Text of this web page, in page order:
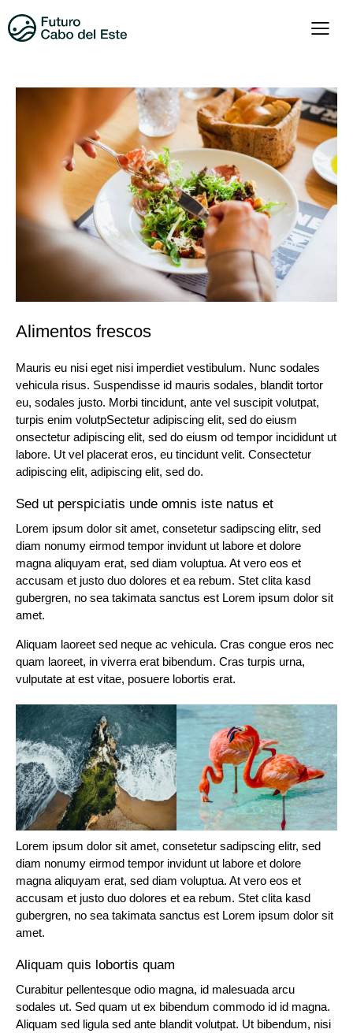
Alimentos frescos
Mauris eu nisi eget nisi imperdiet vestibulum. Nunc sodales
vehicula risus. Suspendisse id mauris sodales, blandit tortor
eu, sodales justo. Morbi tincidunt, ante vel suscipit volutpat,
turpis enim volutpSectetur adipiscing elit, sed do eiusm
onsectetur adipiscing elit, sed do eiusm od tempor incididunt ut
labore. Ut vel placerat eros, eu tincidunt velit. Consectetur
adipiscing elit, adipiscing elit, sed do.
Sed ut perspiciatis unde omnis iste natus et
Lorem ipsum dolor sit amet, consetetur sadipscing elitr, sed
diam nonumy eirmod tempor invidunt ut labore et dolore
magna aliquyam erat, sed diam voluptua. At vero eos et
accusam et justo duo dolores et ea rebum. Stet clita kasd
gubergren, no sea takimata sanctus est Lorem ipsum dolor sit
amet.
Aliquam laoreet sed neque ac vehicula. Cras congue eros nec
quam laoreet, in viverra erat bibendum. Cras turpis urna,
vulputate at est vitae, posuere lobortis erat.
Lorem ipsum dolor sit amet, consetetur sadipscing elitr, sed
diam nonumy eirmod tempor invidunt ut labore et dolore
magna aliquyam erat, sed diam voluptua. At vero eos et
accusam et justo duo dolores et ea rebum. Stet clita kasd
gubergren, no sea takimata sanctus est Lorem ipsum dolor sit
amet.
Aliquam quis lobortis quam
Curabitur pellentesque odio magna, id malesuada arcu
sodales ut. Sed quam ut ex bibendum commodo id id magna.
Aliquam sed ligula sed ante blandit volutpat. Ut bibendum, nisi